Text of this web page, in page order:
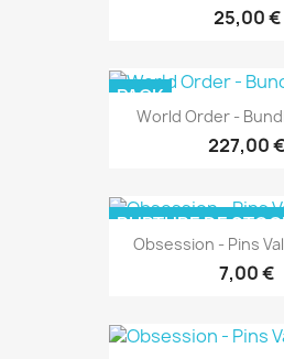
25,00 €
World Order -
227,00 €
PACK
Obsession - Pins
7,00 €
RUPTURE DE